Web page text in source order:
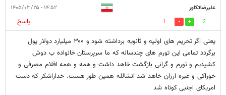
علیرضاتکاور ۱۴:۵۲ - ۱۴۰۵/۰۳/۲۵
2
1
پاسخ
یعنی اگر تحریم های اولیه و ثانویه برداشته شود و ۳۰۰ میلیارد دولار پول
برگردد تمامی این تورم های چندساله که ما سرپرستان خانواده ب دوش
کشیدیم و تورم و گرانی بازگشت خاهد داشت و همه و همه اقلام مصرفی و
خوراکی و غیره ارزان خاهد شد انشالله همین طور هست. خداراشکر که دست
امریکای اجنبی کوتاه شد